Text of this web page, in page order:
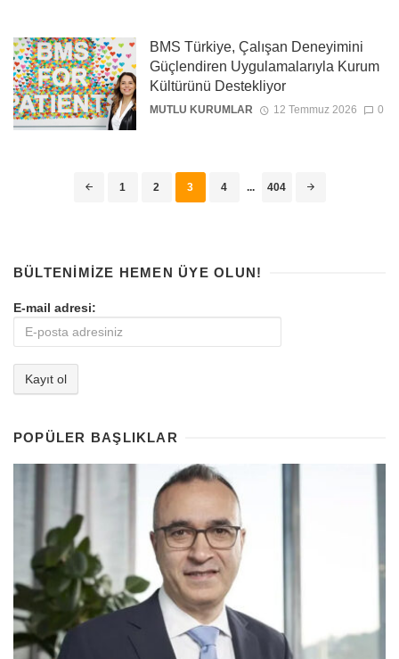
BMS Türkiye, Çalışan Deneyimini
Güçlendiren Uygulamalarıyla Kurum
Kültürünü Destekliyor
MUTLU KURUMLAR 12 Temmuz 2026 0
1 2 3 4 ... 404
BÜLTENIMIZE HEMEN ÜYE OLUN!
E-mail adresi:
POPÜLER BAŞLIKLAR